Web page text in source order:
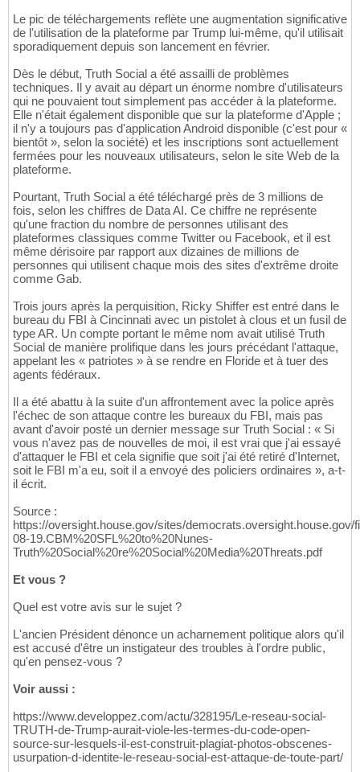
Le pic de téléchargements reflète une augmentation significative
de l'utilisation de la plateforme par Trump lui-même, qu'il utilisait
sporadiquement depuis son lancement en février.
Dès le début, Truth Social a été assailli de problèmes
techniques. Il y avait au départ un énorme nombre d'utilisateurs
qui ne pouvaient tout simplement pas accéder à la plateforme.
Elle n'était également disponible que sur la plateforme d'Apple ;
il n'y a toujours pas d'application Android disponible (c'est pour «
bientôt », selon la société) et les inscriptions sont actuellement
fermées pour les nouveaux utilisateurs, selon le site Web de la
plateforme.
Pourtant, Truth Social a été téléchargé près de 3 millions de
fois, selon les chiffres de Data AI. Ce chiffre ne représente
qu'une fraction du nombre de personnes utilisant des
plateformes classiques comme Twitter ou Facebook, et il est
même dérisoire par rapport aux dizaines de millions de
personnes qui utilisent chaque mois des sites d'extrême droite
comme Gab.
Trois jours après la perquisition, Ricky Shiffer est entré dans le
bureau du FBI à Cincinnati avec un pistolet à clous et un fusil de
type AR. Un compte portant le même nom avait utilisé Truth
Social de manière prolifique dans les jours précédant l'attaque,
appelant les « patriotes » à se rendre en Floride et à tuer des
agents fédéraux.
Il a été abattu à la suite d'un affrontement avec la police après
l'échec de son attaque contre les bureaux du FBI, mais pas
avant d'avoir posté un dernier message sur Truth Social : « Si
vous n'avez pas de nouvelles de moi, il est vrai que j'ai essayé
d'attaquer le FBI et cela signifie que soit j'ai été retiré d'Internet,
soit le FBI m'a eu, soit il a envoyé des policiers ordinaires », a-t-
il écrit.
Source :
https://oversight.house.gov/sites/democrats.oversight.house.gov/
08-19.CBM%20SFL%20to%20Nunes-
Truth%20Social%20re%20Social%20Media%20Threats.pdf
Et vous ?
Quel est votre avis sur le sujet ?
L'ancien Président dénonce un acharnement politique alors qu'il
est accusé d'être un instigateur des troubles à l'ordre public,
qu'en pensez-vous ?
Voir aussi :
https://www.developpez.com/actu/328195/Le-reseau-social-
TRUTH-de-Trump-aurait-viole-les-termes-du-code-open-
source-sur-lesquels-il-est-construit-plagiat-photos-obscenes-
usurpation-d-identite-le-reseau-social-est-attaque-de-toute-part/